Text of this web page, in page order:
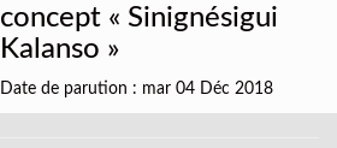
concept « Sinignésigui
Kalanso »
Date de parution : mar 04 Déc 2018